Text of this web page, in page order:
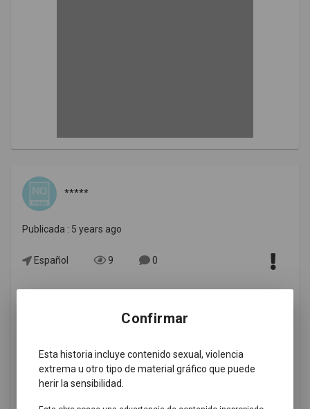
Confirmar
Esta historia incluye contenido sexual, violencia
extrema u otro tipo de material gráfico que puede
herir la sensibilidad.
*****
Publicada : 5 years ago
Español 9 0
Inserción de código HTML